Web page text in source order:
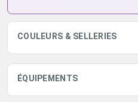
COULEURS & SELLERIES
ÉQUIPEMENTS